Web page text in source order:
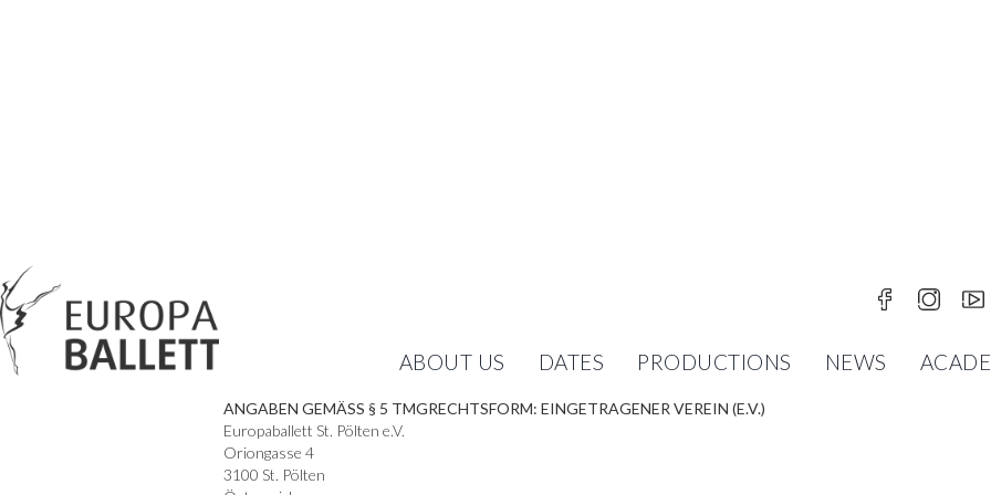
ABOUT US DATES PRODUCTIONS NEWS
ANGABEN GEMÄSS § 5 TMGRECHTSFORM: EINGETRAGENER VEREIN (E.V.)
Europaballett St. Pölten e.V.
Oriongasse 4
3100 St. Pölten